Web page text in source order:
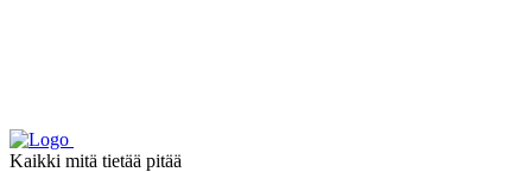
Kaikki mitä tietää pitää